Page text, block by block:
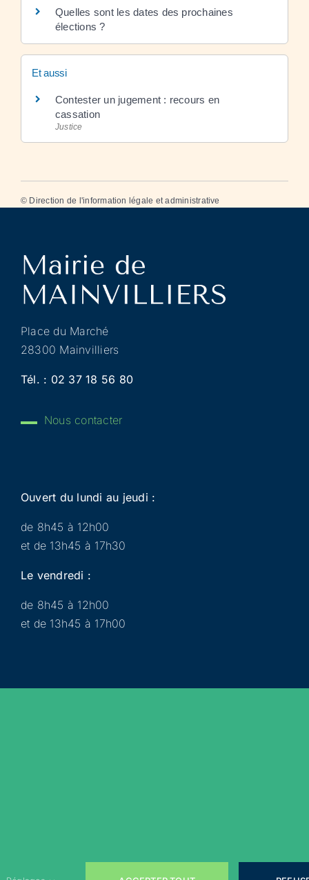
Quelles sont les dates des prochaines
élections ?
Et aussi
Contester un jugement : recours en
cassation
Justice
© Direction de l'information légale et administrative
Place du Marché
28300 Mainvilliers
Tél. : 02 37 18 56 80
Nous contacter
Ouvert du lundi au jeudi :
de 8h45 à 12h00
et de 13h45 à 17h30
Le vendredi :
de 8h45 à 12h00
et de 13h45 à 17h00